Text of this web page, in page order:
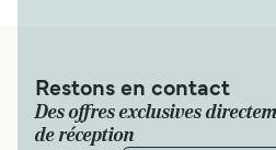
Restons en contact
Des offres exclusives
de réception